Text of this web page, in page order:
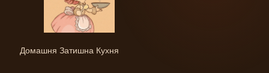
Домашня Затишна Кухня